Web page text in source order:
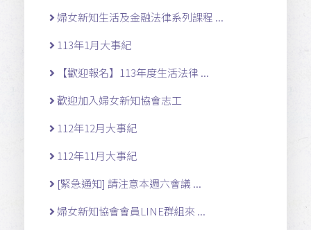
婦女新知生活及金融法律系列課程 ...
113年1月大事紀
【歡迎報名】113年度生活法律 ...
歡迎加入婦女新知協會志工
112年12月大事紀
112年11月大事紀
[緊急通知] 請注意本週六會議 ...
婦女新知協會會員LINE群組來 ...